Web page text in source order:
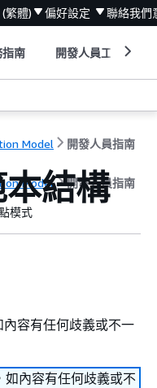
繁體) 偏好設定 聯絡我們
指南 開發人員工具
Model 開發人員指南
Model 開發人員指南
結構
模式
容有任何歧義或不一
如內容有任何歧義或不